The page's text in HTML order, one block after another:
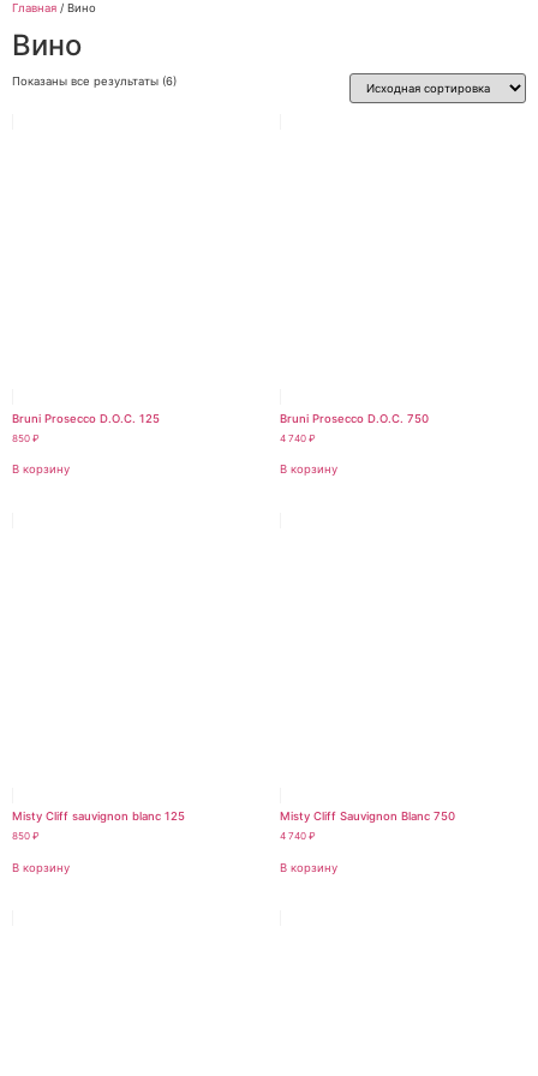
Главная / Вино
Вино
Показаны все результаты (6)
Bruni Prosecco D.O.C. 125
850 ₽
В корзину
Bruni Prosecco D.O.C. 750
4 740 ₽
В корзину
Misty Cliff sauvignon blanc 125
850 ₽
В корзину
Misty Cliff Sauvignon Blanc 750
4 740 ₽
В корзину